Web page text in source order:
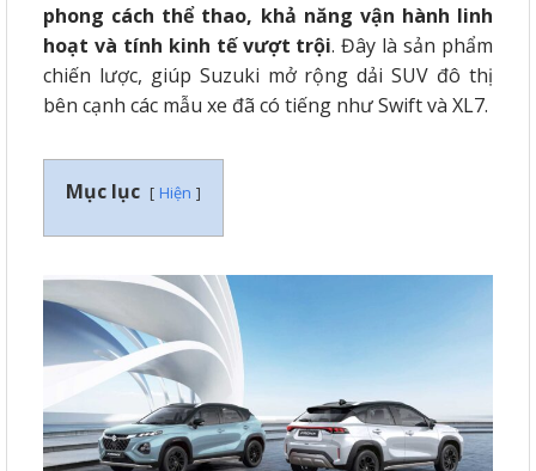
phong cách thể thao, khả năng vận hành linh
hoạt và tính kinh tế vượt trội. Đây là sản phẩm
chiến lược, giúp Suzuki mở rộng dải SUV đô thị
bên cạnh các mẫu xe đã có tiếng như Swift và XL7.
Mục lục Hiện